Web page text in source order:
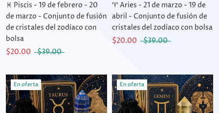
♓ Piscis - 19 de febrero - 20
de marzo - Conjunto de fusión
de cristales del zodíaco con
bolsa
$20.00
$39.00
♈ Aries - 21 de marzo - 19 de
abril - Conjunto de fusión de
cristales del zodíaco con bolsa
$20.00
$39.00
En oferta En oferta